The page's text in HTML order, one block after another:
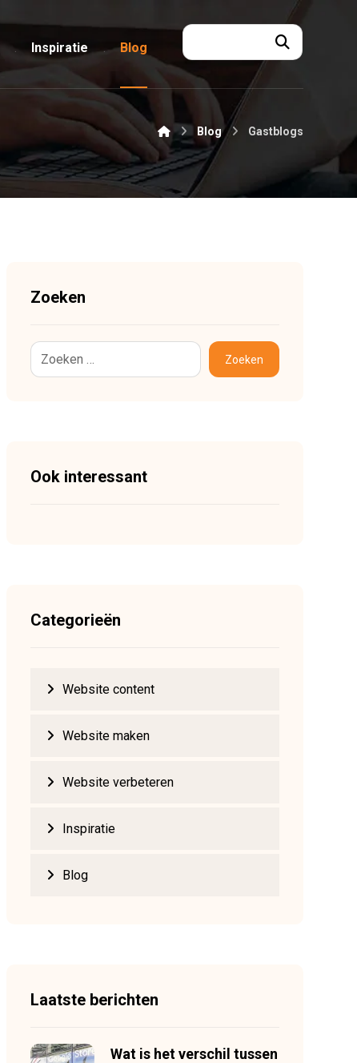
Inspiratie Blog
Blog Gastblogs
Zoeken
Zoeken
Ook interessant
Categorieën
Website content
Website maken
Website verbeteren
Inspiratie
Blog
Laatste berichten
Wat is het verschil tussen